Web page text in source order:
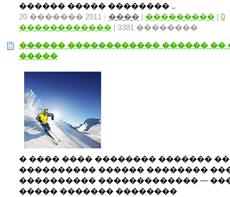
������ ����� �������� ..
20 ������� 2011 - ���� | ��������� | 0
������������ | 3381 ��������
������ ������������ ������ ��
�����
� ���� ���� �������� ������� ��
���������� ������ ��������
���������� ������������� —
����� ������� ��������